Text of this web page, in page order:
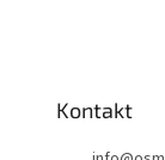
Kontakt